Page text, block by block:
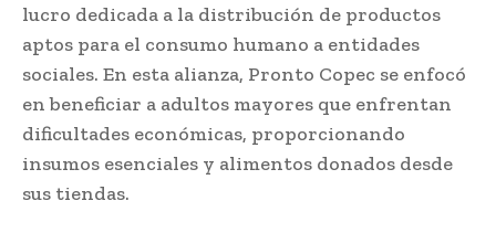
lucro dedicada a la distribución de productos
aptos para el consumo humano a entidades
sociales. En esta alianza, Pronto Copec se enfocó
en beneficiar a adultos mayores que enfrentan
dificultades económicas, proporcionando
insumos esenciales y alimentos donados desde
sus tiendas.